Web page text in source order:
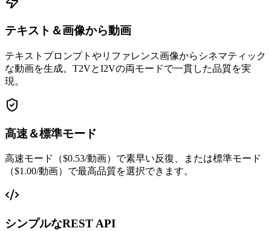
テキスト＆画像から動画
テキストプロンプトやリファレンス画像からシネマティック
な動画を生成。T2VとI2Vの両モードで一貫した品質を実
現。
高速＆標準モード
高速モード（$0.53/動画）で素早い反復、または標準モード
（$1.00/動画）で最高品質を選択できます。
シンプルなREST API